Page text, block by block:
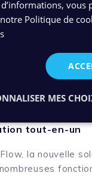
numérique -
: De la GEC
tout-en-un
la nouvelle
vous
Politique de
MES